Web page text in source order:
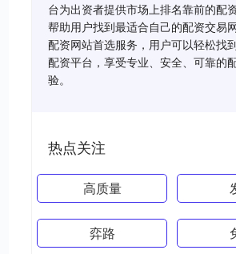
台为出资者提供市场上排名靠前的配
帮助用户找到最适合自己的配资交易
配资网站首选服务，用户可以轻松找
配资平台，享受专业、安全、可靠的
验。
热点关注
高质量
弈路